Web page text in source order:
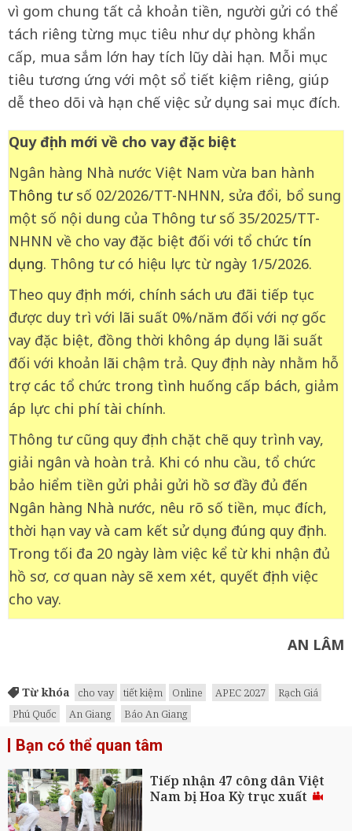
vì gom chung tất cả khoản tiền, người gửi có thể
tách riêng từng mục tiêu như dự phòng khẩn
cấp, mua sắm lớn hay tích lũy dài hạn. Mỗi mục
tiêu tương ứng với một sổ tiết kiệm riêng, giúp
dễ theo dõi và hạn chế việc sử dụng sai mục đích.
Quy định mới về cho vay đặc biệt
Ngân hàng Nhà nước Việt Nam vừa ban hành
Thông tưsố 02/2026/TT-NHNN, sửa đổi, bổ sung
một số nội dung của Thông tư số 35/2025/TT-
NHNN về cho vay đặc biệt đối với tổ chức tín
dụng. Thông tư có hiệu lực từ ngày 1/5/2026.
Theo quy định mới, chính sách ưu đãi tiếp tục
được duy trì với lãi suất 0%/năm đối với nợ gốc
vay đặc biệt, đồng thời không áp dụng lãi suất
đối với khoản lãi chậm trả. Quy định này nhằm hỗ
trợ các tổ chức trong tình huống cấp bách, giảm
áp lực chi phí tài chính.
Thông tư cũng quy định chặt chẽ quy trình vay,
giải ngân và hoàn trả. Khi có nhu cầu, tổ chức
bảo hiểm tiền gửi phải gửi hồ sơ đầy đủ đến
Ngân hàng Nhà nước, nêu rõ số tiền, mục đích,
thời hạn vay và cam kết sử dụng đúng quy định.
Trong tối đa 20 ngày làm việc kể từ khi nhận đủ
hồ sơ, cơ quan này sẽ xem xét, quyết định việc
cho vay.
AN LÂM
Từ khóa cho vay tiết kiệm Online APEC 2027
Rạch Giá
Phú Quốc
An Giang Báo An Giang
Bạn có thể quan tâm
Tiếp nhận 47 công dân Việt
Nam bị Hoa Kỳ trục xuất